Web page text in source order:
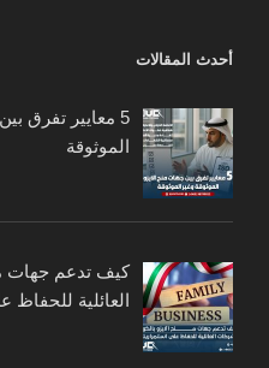
أحدث المقالات
5 معايير تفرق
الموثوقة
كيف تدعم جهات
العائلية للحفاظ